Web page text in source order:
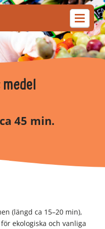
45 min.
(längd ca 15–20 min),
ekologiska och vanliga